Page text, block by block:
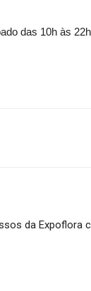
das 10h às
da Expoflora